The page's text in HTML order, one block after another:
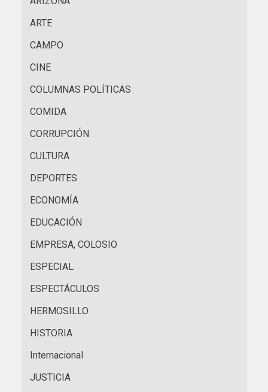
ARTE
CAMPO
CINE
COLUMNAS POLÍTICAS
COMIDA
CORRUPCIÓN
CULTURA
DEPORTES
ECONOMÍA
EDUCACIÓN
EMPRESA, COLOSIO
ESPECIAL
ESPECTÁCULOS
HERMOSILLO
HISTORIA
Internacional
JUSTICIA